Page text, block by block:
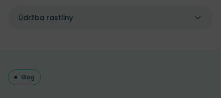
Údržba rastliny
Blog